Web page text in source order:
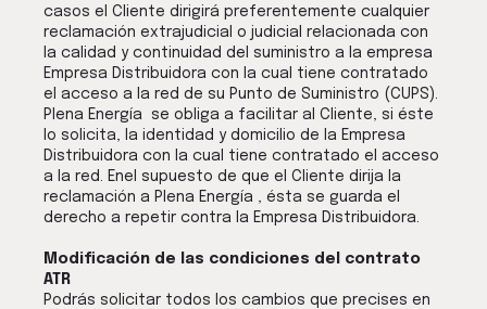
casos el Cliente dirigirá preferentemente cualquier
reclamación extrajudicial o judicial relacionada con
la calidad y continuidad del suministro a la empresa
Empresa Distribuidora con la cual tiene contratado
el acceso a la red de su Punto de Suministro (CUPS).
Plena Energía se obliga a facilitar al Cliente, si éste
lo solicita, la identidad y domicilio de la Empresa
Distribuidora con la cual tiene contratado el acceso
a la red. Enel supuesto de que el Cliente dirija la
reclamación a Plena Energía , ésta se guarda el
derecho a repetir contra la Empresa Distribuidora.
Modificación de las condiciones del contrato
ATR
Podrás solicitar todos los cambios que precises en